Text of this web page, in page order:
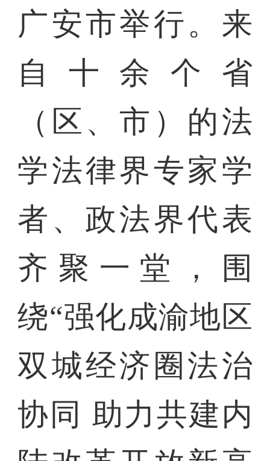
广安市举行。来
自十余个省
（区、市）的法
学法律界专家学
者、政法界代表
齐聚一堂，围
绕“强化成渝地区
双城经济圈法治
协同 助力共建内